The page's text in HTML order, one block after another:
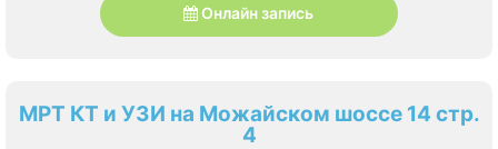
Онлайн запись
МРТ КТ и УЗИ на Можайском шоссе 14 стр.
4